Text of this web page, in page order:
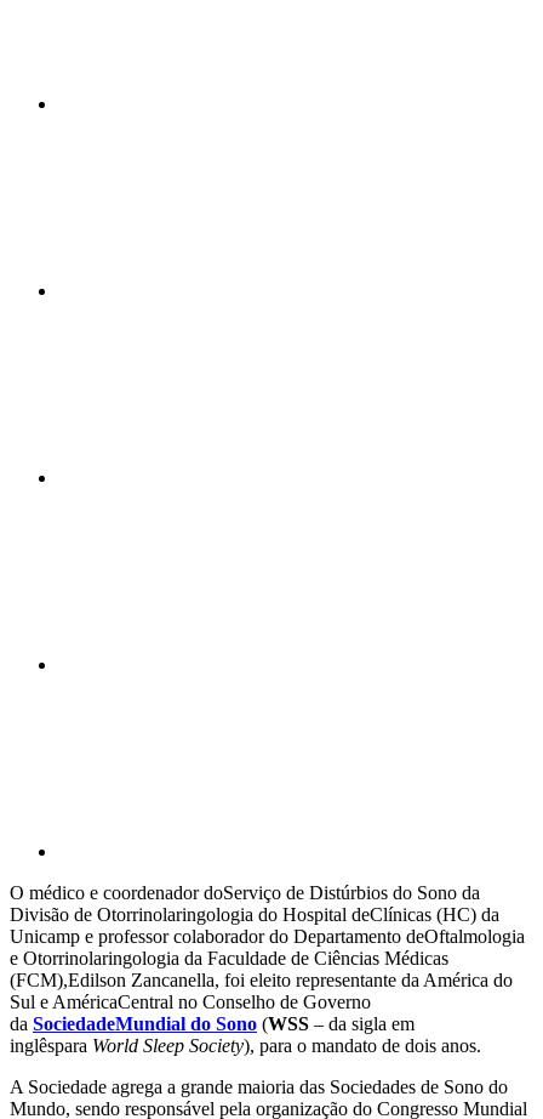
O médico e coordenador doServiço de Distúrbios do Sono da
Divisão de Otorrinolaringologia do Hospital deClínicas (HC) da
Unicamp e professor colaborador do Departamento deOftalmologia
e Otorrinolaringologia da Faculdade de Ciências Médicas
(FCM),Edilson Zancanella, foi eleito representante da América do
Sul e AméricaCentral no Conselho de Governo
da SociedadeMundial do Sono (WSS – da sigla em
inglêspara World Sleep Society), para o mandato de dois anos.
A Sociedade agrega a grande maioria das Sociedades de Sono do
Mundo, sendo responsável pela organização do Congresso Mundial